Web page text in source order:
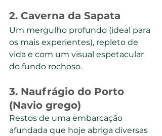
2. Caverna da Sapata
Um mergulho profundo (ideal para
os mais experientes), repleto de
vida e com um visual espetacular
do fundo rochoso.
3. Naufrágio do Porto
(Navio grego)
Restos de uma embarcação
afundada que hoje abriga diversas